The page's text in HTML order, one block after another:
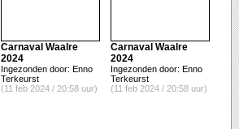
Carnaval Waalre
2024
Ingezonden door: Enno
Terkeurst
(11 feb 2024 / 20:58 uur)
Carnaval Waalre
2024
Ingezonden door: Enno
Terkeurst
(11 feb 2024 / 20:58 uur)